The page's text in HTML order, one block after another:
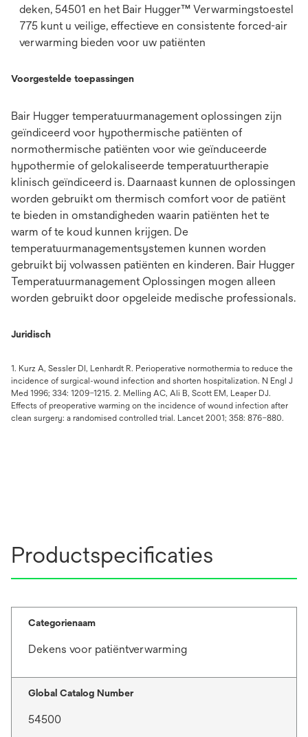
deken, 54501 en het Bair Hugger™ Verwarmingstoestel
775 kunt u veilige, effectieve en consistente forced-air
verwarming bieden voor uw patiënten
Voorgestelde toepassingen
Bair Hugger temperatuurmanagement oplossingen zijn
geïndiceerd voor hypothermische patiënten of
normothermische patiënten voor wie geïnduceerde
hypothermie of gelokaliseerde temperatuurtherapie
klinisch geïndiceerd is. Daarnaast kunnen de oplossingen
worden gebruikt om thermisch comfort voor de patiënt
te bieden in omstandigheden waarin patiënten het te
warm of te koud kunnen krijgen. De
temperatuurmanagementsystemen kunnen worden
gebruikt bij volwassen patiënten en kinderen. Bair Hugger
Temperatuurmanagement Oplossingen mogen alleen
worden gebruikt door opgeleide medische professionals.
Juridisch
1. Kurz A, Sessler DI, Lenhardt R. Perioperative normothermia to reduce the
incidence of surgical-wound infection and shorten hospitalization. N Engl J
Med 1996; 334: 1209–1215. 2. Melling AC, Ali B, Scott EM, Leaper DJ.
Effects of preoperative warming on the incidence of wound infection after
clean surgery: a randomised controlled trial. Lancet 2001; 358: 876–880.
Productspecificaties
Categorienaam
Dekens voor patiëntverwarming
Global Catalog Number
54500